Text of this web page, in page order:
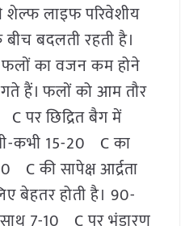
शेल्फ लाइफ परिवेशीय
बीच बदलती रहती है।
फलों का वजन कम होने
हैं। फलों को आम तौर
पर छिद्रित बैग में
कभी 15-20ºC का
की सापेक्ष आर्द्रता
बेहतर होती है। 90-